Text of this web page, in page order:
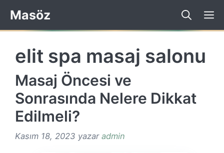
İçeriğe
atla
Masöz
elit spa masaj salonu
Masaj Öncesi ve
Sonrasında Nelere Dikkat
Edilmeli?
Kasım 18, 2023 yazar admin